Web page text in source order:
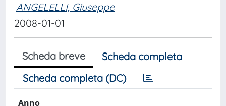
ANGELELLI, Giuseppe
2008-01-01
Scheda breve
Scheda completa
Scheda completa (DC)
Anno